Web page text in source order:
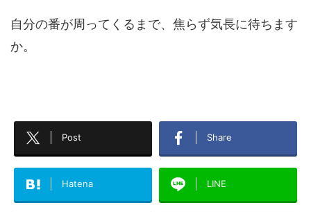
自分の番が周ってくるまで、焦らず気長に待ちます
か。
Post Share
Hatena LINE